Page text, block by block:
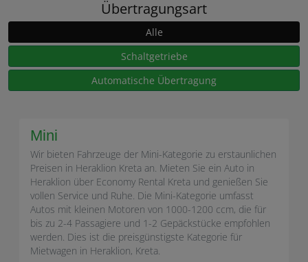
Übertragungsart
Alle
Schaltgetriebe
Automatische Übertragung
Mini
Wir bieten Fahrzeuge der Mini-Kategorie zu erstaunlichen
Preisen in Heraklion Kreta an. Mieten Sie ein Auto in
Heraklion über Economy Rental Kreta und genießen Sie
vollen Service und Ruhe. Die Mini-Kategorie umfasst
Autos mit kleinen Motoren von 1000-1200 ccm, die für
bis zu 2-4 Passagiere und 1-2 Gepäckstücke empfohlen
werden. Dies ist die preisgünstigste Kategorie für
Mietwagen in Heraklion, Kreta.